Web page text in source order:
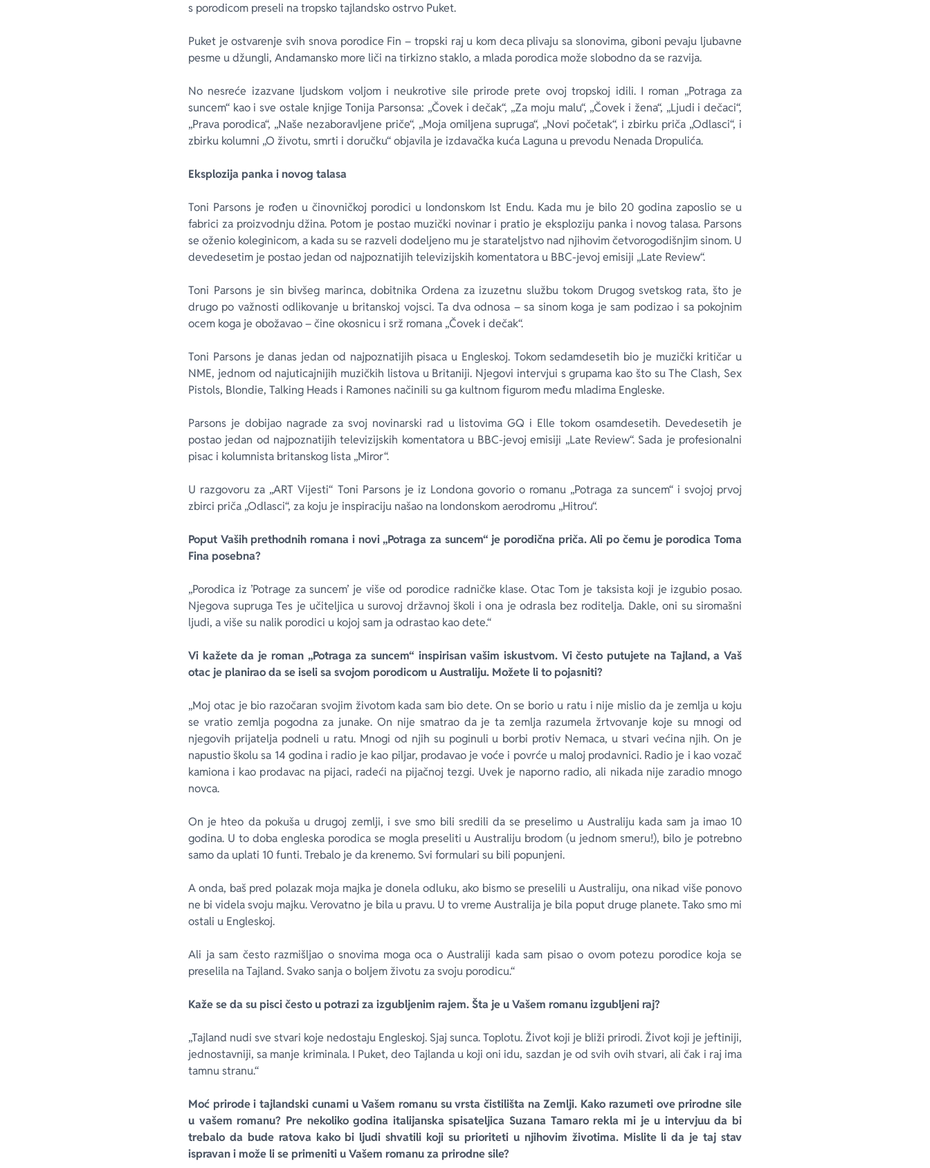
s porodicom preseli na tropsko tajlandsko ostrvo Puket.
Puket je ostvarenje svih snova porodice Fin – tropski raj u kom deca plivaju sa slonovima, giboni pevaju ljubavne
pesme u džungli, Andamansko more liči na tirkizno staklo, a mlada porodica može slobodno da se razvija.
No nesreće izazvane ljudskom voljom i neukrotive sile prirode prete ovoj tropskoj idili. I roman „Potraga za
suncem“ kao i sve ostale knjige Tonija Parsonsa: „Čovek i dečak“, „Za moju malu“, „Čovek i žena“, „Ljudi i dečaci“,
„Prava porodica“, „Naše nezaboravljene priče“, „Moja omiljena supruga“, „Novi početak“, i zbirku priča „Odlasci“, i
zbirku kolumni „O životu, smrti i doručku“ objavila je izdavačka kuća Laguna u prevodu Nenada Dropulića.
Eksplozija panka i novog talasa
Toni Parsons je rođen u činovničkoj porodici u londonskom Ist Endu. Kada mu je bilo 20 godina zaposlio se u
fabrici za proizvodnju džina. Potom je postao muzički novinar i pratio je eksploziju panka i novog talasa. Parsons
se oženio koleginicom, a kada su se razveli dodeljeno mu je starateljstvo nad njihovim četvorogodišnjim sinom. U
devedesetim je postao jedan od najpoznatijih televizijskih komentatora u BBC-jevoj emisiji „Late Review“.
Toni Parsons je sin bivšeg marinca, dobitnika Ordena za izuzetnu službu tokom Drugog svetskog rata, što je
drugo po važnosti odlikovanje u britanskoj vojsci. Ta dva odnosa – sa sinom koga je sam podizao i sa pokojnim
ocem koga je obožavao – čine okosnicu i srž romana „Čovek i dečak“.
Toni Parsons je danas jedan od najpoznatijih pisaca u Engleskoj. Tokom sedamdesetih bio je muzički kritičar u
NME, jednom od najuticajnijih muzičkih listova u Britaniji. Njegovi intervjui s grupama kao što su The Clash, Sex
Pistols, Blondie, Talking Heads i Ramones načinili su ga kultnom figurom među mladima Engleske.
Parsons je dobijao nagrade za svoj novinarski rad u listovima GQ i Elle tokom osamdesetih. Devedesetih je
postao jedan od najpoznatijih televizijskih komentatora u BBC-jevoj emisiji „Late Review“. Sada je profesionalni
pisac i kolumnista britanskog lista „Miror“.
U razgovoru za „ART Vijesti“ Toni Parsons je iz Londona govorio o romanu „Potraga za suncem“ i svojoj prvoj
zbirci priča „Odlasci“, za koju je inspiraciju našao na londonskom aerodromu „Hitrou“.
Poput Vaših prethodnih romana i novi „Potraga za suncem“ je porodična priča. Ali po čemu je porodica Toma
Fina posebna?
„Porodica iz ’Potrage za suncem’ je više od porodice radničke klase. Otac Tom je taksista koji je izgubio posao.
Njegova supruga Tes je učiteljica u surovoj državnoj školi i ona je odrasla bez roditelja. Dakle, oni su siromašni
ljudi, a više su nalik porodici u kojoj sam ja odrastao kao dete.“
Vi kažete da je roman „Potraga za suncem“ inspirisan vašim iskustvom. Vi često putujete na Tajland, a Vaš
otac je planirao da se iseli sa svojom porodicom u Australiju. Možete li to pojasniti?
„Moj otac je bio razočaran svojim životom kada sam bio dete. On se borio u ratu i nije mislio da je zemlja u koju
se vratio zemlja pogodna za junake. On nije smatrao da je ta zemlja razumela žrtvovanje koje su mnogi od
njegovih prijatelja podneli u ratu. Mnogi od njih su poginuli u borbi protiv Nemaca, u stvari većina njih. On je
napustio školu sa 14 godina i radio je kao piljar, prodavao je voće i povrće u maloj prodavnici. Radio je i kao vozač
kamiona i kao prodavac na pijaci, radeći na pijačnoj tezgi. Uvek je naporno radio, ali nikada nije zaradio mnogo
novca.
On je hteo da pokuša u drugoj zemlji, i sve smo bili sredili da se preselimo u Australiju kada sam ja imao 10
godina. U to doba engleska porodica se mogla preseliti u Australiju brodom (u jednom smeru!), bilo je potrebno
samo da uplati 10 funti. Trebalo je da krenemo. Svi formulari su bili popunjeni.
A onda, baš pred polazak moja majka je donela odluku, ako bismo se preselili u Australiju, ona nikad više ponovo
ne bi videla svoju majku. Verovatno je bila u pravu. U to vreme Australija je bila poput druge planete. Tako smo mi
ostali u Engleskoj.
Ali ja sam često razmišljao o snovima moga oca o Australiji kada sam pisao o ovom potezu porodice koja se
preselila na Tajland. Svako sanja o boljem životu za svoju porodicu.“
Kaže se da su pisci često u potrazi za izgubljenim rajem. Šta je u Vašem romanu izgubljeni raj?
„Tajland nudi sve stvari koje nedostaju Engleskoj. Sjaj sunca. Toplotu. Život koji je bliži prirodi. Život koji je jeftiniji,
jednostavniji, sa manje kriminala. I Puket, deo Tajlanda u koji oni idu, sazdan je od svih ovih stvari, ali čak i raj ima
tamnu stranu.“
Moć prirode i tajlandski cunami u Vašem romanu su vrsta čistilišta na Zemlji. Kako razumeti ove prirodne sile
u vašem romanu? Pre nekoliko godina italijanska spisateljica Suzana Tamaro rekla mi je u intervjuu da bi
trebalo da bude ratova kako bi ljudi shvatili koji su prioriteti u njihovim životima. Mislite li da je taj stav
ispravan i može li se primeniti u Vašem romanu za prirodne sile?